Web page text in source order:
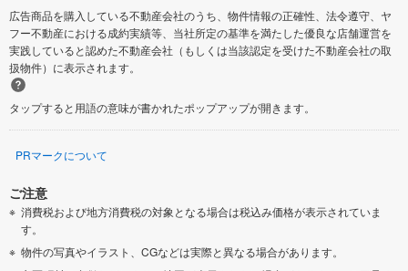
広告商品を購入している不動産会社のうち、物件情報の正確性、法令遵守、ヤ
フー不動産における成約実績等、当社所定の基準を満たした優良な店舗運営を
実践していると認めた不動産会社（もしくは当該認定を受けた不動産会社の取
扱物件）に表示されます。
タップすると用語の意味が書かれたポップアップが開きます。
PRマークについて
ご注意
消費税および地方消費税の対象となる場合は税込み価格が表示されていま
す。
物件の写真やイラスト、CGなどは実際と異なる場合があります。